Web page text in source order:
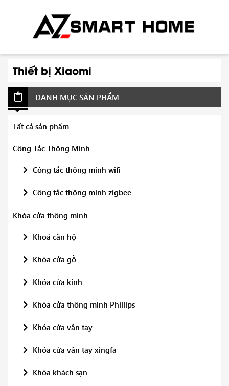
Thiết bị Xiaomi
DANH MỤC SẢN PHẨM
Tất cả sản phẩm
Công Tắc Thông Minh
Công tắc thông minh wifi
Công tắc thông minh zigbee
Khóa cửa thông minh
Khoá căn hộ
Khóa cửa gỗ
Khóa cửa kính
Khóa cửa thông minh Phillips
Khóa cửa vân tay
Khóa cửa vân tay xingfa
Khóa khách sạn